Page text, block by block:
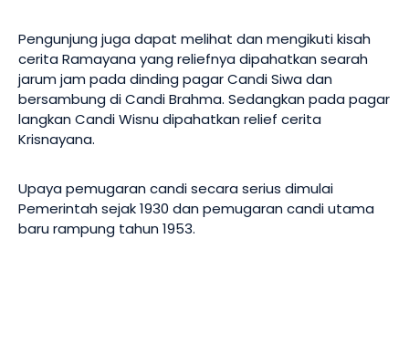
Pengunjung juga dapat melihat dan mengikuti kisah
cerita Ramayana yang reliefnya dipahatkan searah
jarum jam pada dinding pagar Candi Siwa dan
bersambung di Candi Brahma. Sedangkan pada pagar
langkan Candi Wisnu dipahatkan relief cerita
Krisnayana.
Upaya pemugaran candi secara serius dimulai
Pemerintah sejak 1930 dan pemugaran candi utama
baru rampung tahun 1953.